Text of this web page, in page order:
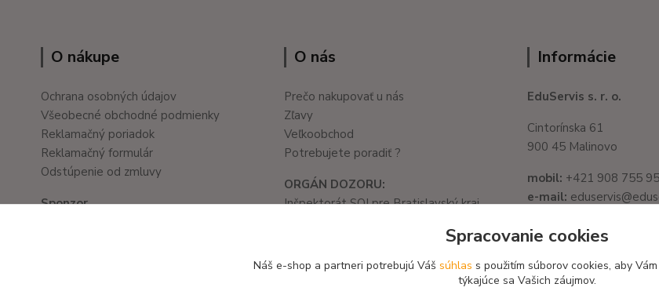
O nákupe
Ochrana osobných údajov
Všeobecné obchodné podmienky
Reklamačný poriadok
Reklamačný formulár
Odstúpenie od zmluvy
Sponzor
O nás
Prečo nakupovať u nás
Zľavy
Veľkoobchod
Potrebujete poradiť ?
ORGÁN DOZORU:
Inšpektorát SOI pre Bratislavský kraj
tel. č.: 02/582 722 03
Informácie
EduServis s. r. o.
Cintorínska 61
900 45 Malinovo
mobil: +421 908 755
e-mail:
DIČ:2122156135
Spracovanie cookies
Náš e-shop a partneri potrebujú Váš súhlas s použitím súborov cookies, aby
týkajúce sa Vašich záujmov.